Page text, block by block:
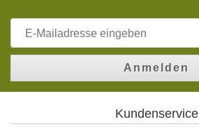
Anmelden
Kundenservice